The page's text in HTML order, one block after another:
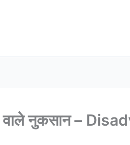
वाले नुकसान –